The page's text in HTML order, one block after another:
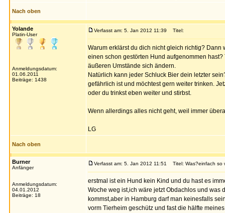
Nach oben
Yolande
Platin-User
Anmeldungsdatum:
01.06.2011
Beiträge: 1438
Verfasst am: 5. Jan 2012 11:39 Titel:
Warum erklärst du dich nicht gleich richtig?
einen schon gestörten Hund aufgenommen
äußeren Umstände sich ändern.
Natürlich kann jeder Schluck Bier dein letzter
gefährlich ist und möchtest gern weiter trinken.
oder du trinkst eben weiter und stirbst.
Wenn allerdings alles nicht geht, weil immer
LG
Nach oben
Burner
Anfänger
Anmeldungsdatum:
04.01.2012
Beiträge: 18
Verfasst am: 5. Jan 2012 11:51 Titel: Was?einfach so
erstmal ist ein Hund kein Kind und du hast es
Woche weg ist,ich wäre jetzt Obdachlos und
kommst,aber in Hamburg darf man keinesfalls
vorm Tierheim geschütz und fast die hälfte